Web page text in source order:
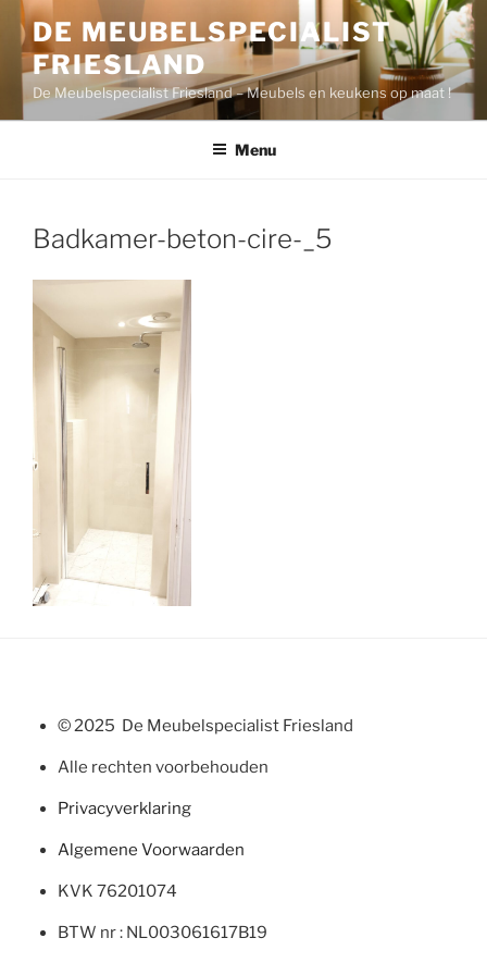
naar
inhoud
DE MEUBELSPECIALIST
FRIESLAND
De Meubelspecialist Friesland – Meubels en keukens op maat !
Menu
Badkamer-beton-cire-_5
© 2025 De Meubelspecialist Friesland
Alle rechten voorbehouden
Privacyverklaring
Algemene Voorwaarden
KVK 76201074
BTW nr : NL003061617B19